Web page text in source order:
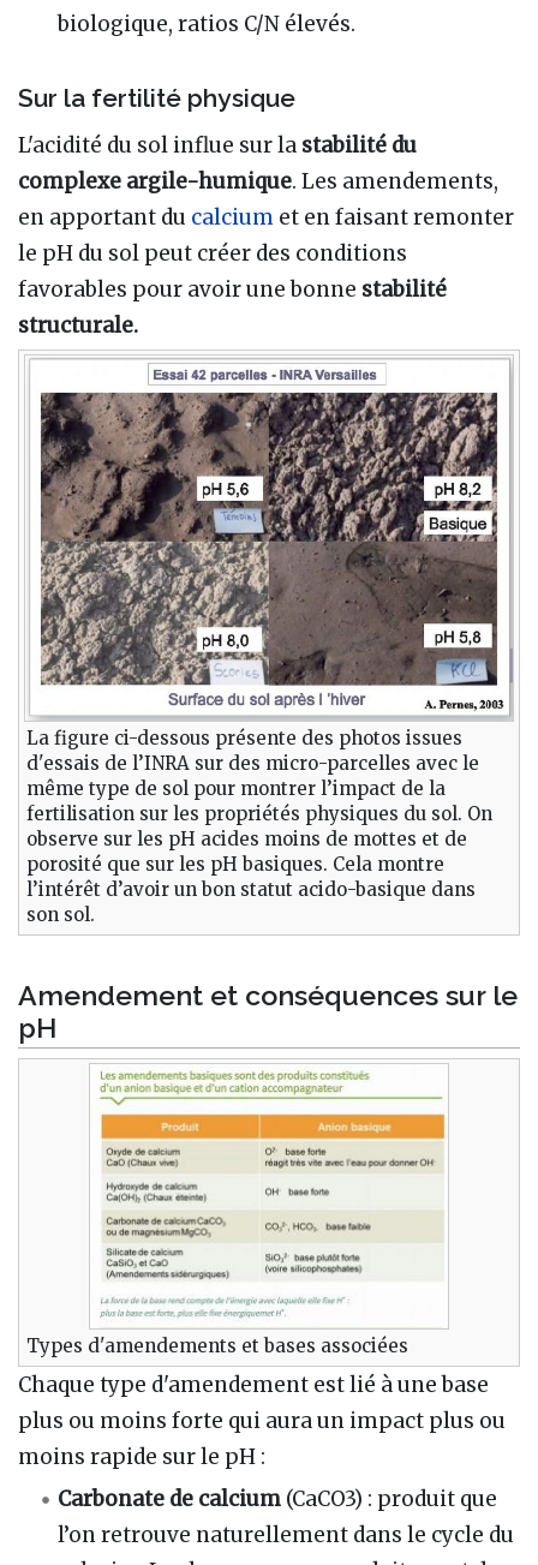
biologique, ratios C/N élevés.
Sur la fertilité physique
L'acidité du sol influe sur la stabilité du
complexe argile-humique. Les amendements,
en apportant du calcium et en faisant remonter
le pH du sol peut créer des conditions
favorables pour avoir une bonne stabilité
structurale.
La figure ci-dessous présente des photos issues
d'essais de l’INRA sur des micro-parcelles avec le
même type de sol pour montrer l’impact de la
fertilisation sur les propriétés physiques du sol. On
observe sur les pH acides moins de mottes et de
porosité que sur les pH basiques. Cela montre
l’intérêt d’avoir un bon statut acido-basique dans
son sol.
Amendement et conséquences sur le
pH
Types d'amendements et bases associées
Chaque type d'amendement est lié à une base
plus ou moins forte qui aura un impact plus ou
moins rapide sur le pH :
Carbonate de calcium (CaCO3) : produit que
l’on retrouve naturellement dans le cycle du